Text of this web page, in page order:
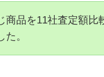
商品を11社査定額比
た。